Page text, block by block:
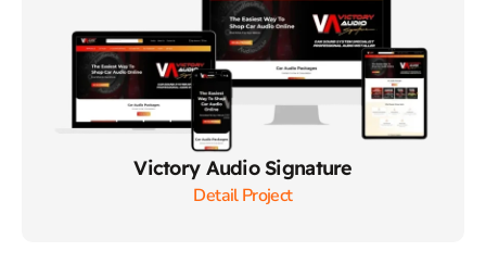
Victory Audio Signature
Detail Project